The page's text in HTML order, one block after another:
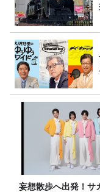
妄想散歩へ出発！サ